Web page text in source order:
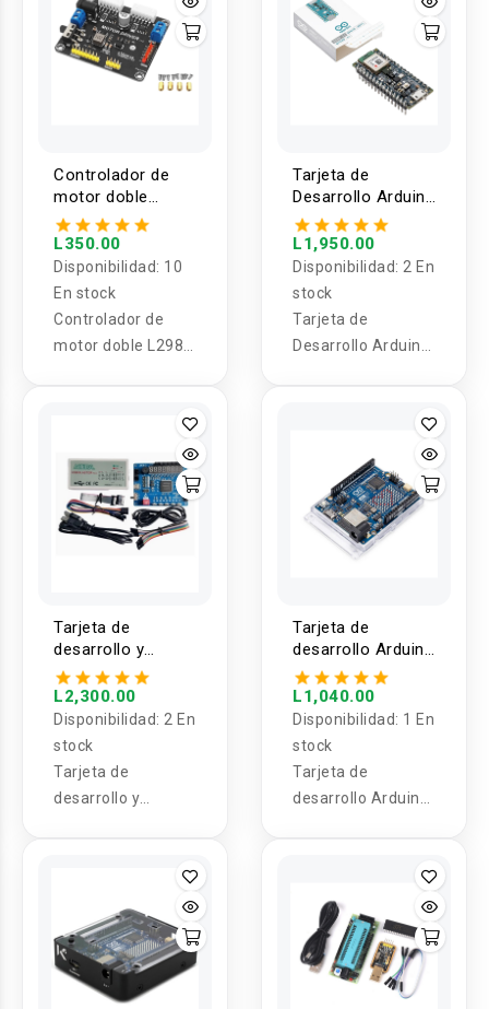
Controlador de
motor doble
L298N TB6612
L350.00
Disponibilidad: 10
En stock
Controlador de
motor doble L298N
Tarjeta de
Desarrollo Arduino
Nano 33 BLE
Sense Rev2
L1,950.00
Disponibilidad: 2 En
stock
Tarjeta de
Desarrollo Arduino
Tarjeta de
desarrollo y
programador
FPGA ALTERA
Cyclone IV
EP4CE6E
L2,300.00
Disponibilidad: 2 En
stock
Tarjeta de
desarrollo y
Tarjeta de
desarrollo Arduino
UNO R4 WIFI
L1,040.00
Disponibilidad: 1 En
stock
Tarjeta de
desarrollo Arduino